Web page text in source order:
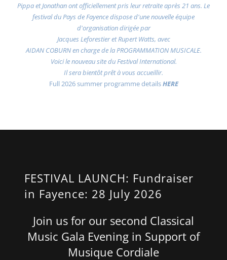
Pippa et Jonathan ont officiellement pris leur retraite après 21 ans. Le
festival du Pays de Fayence dispose d'une nouvelle équipe
d'organisation dirigée par
Jacques Leforestier et Rupert Watts, avec
AIDAN COBURN en charge de la PROGRAMMATION MUSICALE.
Voici le nouveau site du Festival International.
Il sera bientôt prêt à vous accueillir.
Full 2026 summer programme detailsHERE
FESTIVAL LAUNCH: Fundraiser
in Fayence: 28 July 2026
Join us for our second Classical
Music Gala Evening in Support of
Musique Cordiale